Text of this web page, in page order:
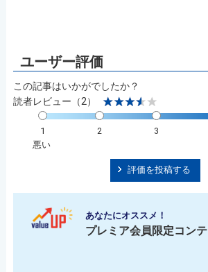
この記事はいかがでしたか？
読者レビュー（2）
1 2 3
悪い
評価を投稿する
あなたにオススメ！
プレミア会員限定コン